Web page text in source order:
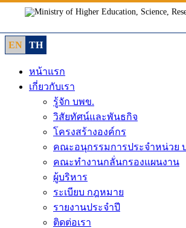
content
EN
TH
หน้าแรก
เกี่ยวกับเรา
รู้จัก บพข.
วิสัยทัศน์และพันธกิจ
โครงสร้างองค์กร
คณะอนุกรรมการประจำหน่วย
คณะทำงานกลั่นกรองแผนงาน
ผู้บริหาร
ระเบียบ กฎหมาย
รายงานประจำปี
ติดต่อเรา